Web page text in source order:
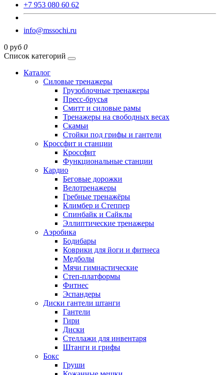
+7 953 080 60 62
info@mssochi.ru
0 руб 0
Список категорий
Каталог
Силовые тренажеры
Грузоблочные тренажеры
Пресс-брусья
Смитт и силовые рамы
Тренажеры на свободных весах
Скамьи
Стойки под грифы и гантели
Кроссфит и станции
Кроссфит
Функциональные станции
Кардио
Беговые дорожки
Велотренажеры
Гребные тренажёры
Климбер и Степпер
Спинбайк и Сайклы
Эллиптические тренажеры
Аэробика
Бодибары
Коврики для йоги и фитнеса
Медболы
Мячи гимнастические
Степ-платформы
Фитнес
Эспандеры
Диски гантели штанги
Гантели
Гири
Диски
Стеллажи для инвентаря
Штанги и грифы
Бокс
Груши